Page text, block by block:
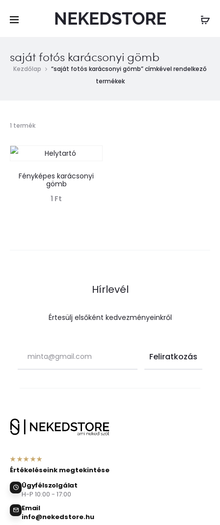
NEKEDSTORE
saját fotós karácsonyi gömb
Kezdőlap
“saját fotós karácsonyi gömb” címkével rendelkező
termékek
1 termékÖsszesen
Fényképes karácsonyi
gömb
1 Ft
Hírlevél
Értesülj elsőként kedvezményeinkről
★★★★★
Értékeléseink megtekintése
Ügyfélszolgálat
H-P 10:00 - 17:00
Email
info@nekedstore.hu